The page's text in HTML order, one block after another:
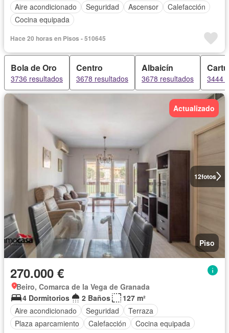
Aire acondicionado
Seguridad Ascensor
Calefacción
Cocina equipada
Hace 20 horas en Pisos - 510645
Bola de Oro
3736 resultados
Centro
3678 resultados
Albaicín
3678 resultados 3444
12fotos
Actualizado
Piso
270.000 €
Beiro, Comarca de la Vega de Granada
4 Dormitorios
2 Baños
127 m²
Aire acondicionado
Seguridad
Terraza
Plaza aparcamiento
Calefacción Cocina equipada